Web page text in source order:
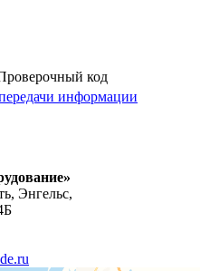
информации
Энгельс,